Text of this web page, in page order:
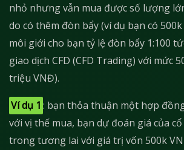
nhỏ nhưng vẫn mua được số lượng
do có thêm đòn bẩy (ví dụ bạn có
môi giới cho bạn tỷ lệ đòn bẩy 1:100
giao dịch CFD (CFD Trading) với mức
triệu VNĐ).
Ví dụ 1 : bạn thỏa thuận một hợp
với vị thế mua, bạn dự đoán giá của
trong tương lai với giá trị vốn 500k